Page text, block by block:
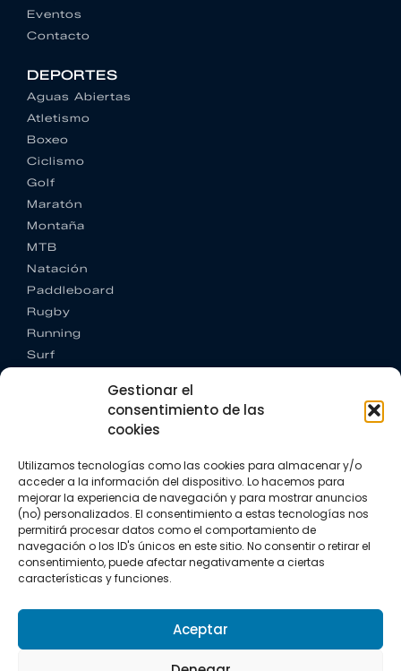
Gestionar el
consentimiento de las
cookies
Utilizamos tecnologías como las cookies para almacenar y/o
acceder a la información del dispositivo. Lo hacemos para
mejorar la experiencia de navegación y para mostrar anuncios
(no) personalizados. El consentimiento a estas tecnologías nos
permitirá procesar datos como el comportamiento de
navegación o los ID's únicos en este sitio. No consentir o retirar el
consentimiento, puede afectar negativamente a ciertas
características y funciones.
Aceptar
Eventos
Contacto
DEPORTES
Aguas Abiertas
Atletismo
Boxeo
Ciclismo
Golf
Maratón
Montaña
MTB
Natación
Paddleboard
Rugby
Running
Surf
CONTACTO
+34 662 342 177
info@vkssport.com
SÍGUENOS
Política de privacidad
Política de cookies